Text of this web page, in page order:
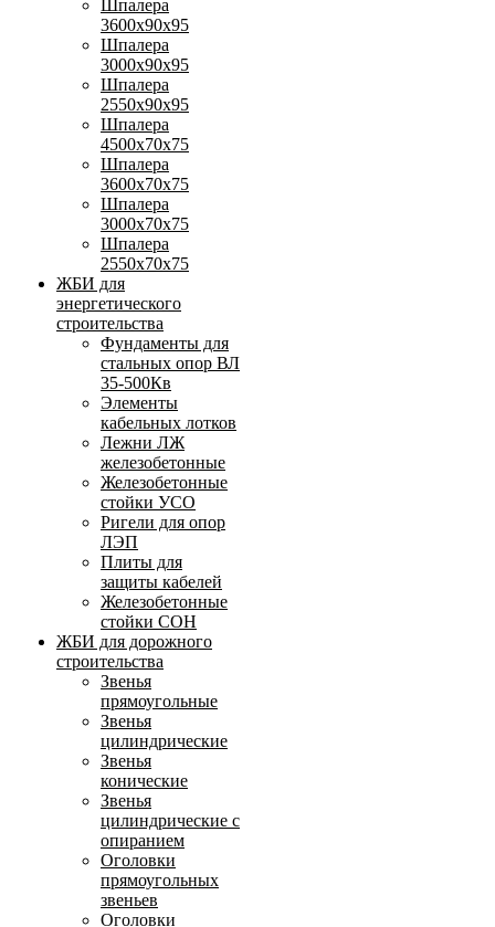
Шпалера
3600х90х95
Шпалера
3000х90х95
Шпалера
2550х90х95
Шпалера
4500х70х75
Шпалера
3600х70х75
Шпалера
3000х70х75
Шпалера
2550х70х75
ЖБИ для
энергетического
строительства
Фундаменты для
стальных опор ВЛ
35-500Кв
Элементы
кабельных лотков
Лежни ЛЖ
железобетонные
Железобетонные
стойки УСО
Ригели для опор
ЛЭП
Плиты для
защиты кабелей
Железобетонные
стойки СОН
ЖБИ для дорожного
строительства
Звенья
прямоугольные
Звенья
цилиндрические
Звенья
конические
Звенья
цилиндрические с
опиранием
Оголовки
прямоугольных
звеньев
Оголовки